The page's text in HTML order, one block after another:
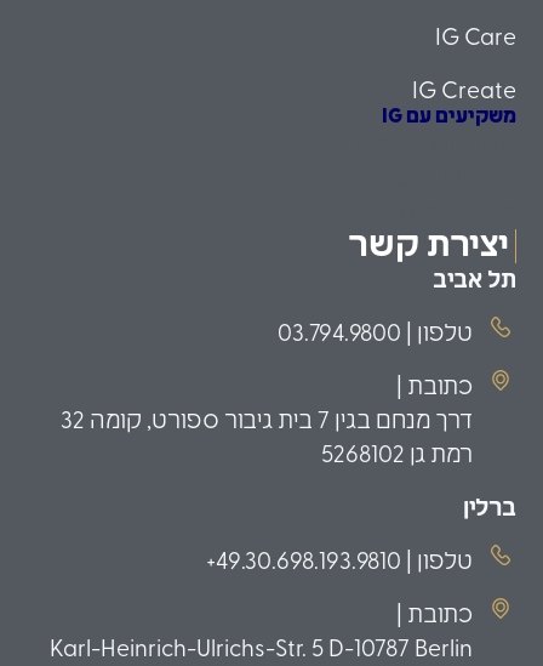
IG Care
IG Create
משקיעים עם IG
יצירת קשר
תל אביב
טלפון | 03.794.9800
כתובת |
דרך מנחם בגין 7 בית גיבור ספורט, קומה 32
רמת גן 5268102
ברלין
טלפון | 49.30.698.193.9810+
כתובת |
Karl-Heinrich-Ulrichs-Str. 5 D-10787 Berlin